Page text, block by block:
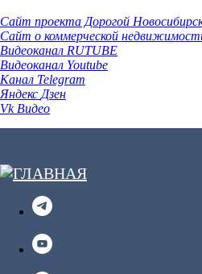
Сайт проекта Дорогой
Сайт о коммерческой
Видеоканал RUTUBE
Видеоканал Youtube
Канал Telegram
Яндекс Дзен
Vk Видео